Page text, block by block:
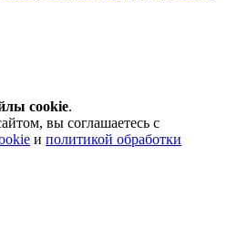
cookie.
вы соглашаетесь с
и политикой обработки